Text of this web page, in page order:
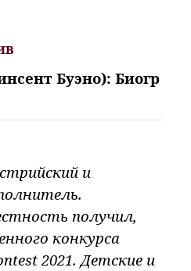
Буэно): Биогр
и
получил,
конкурса
2021. Детские и